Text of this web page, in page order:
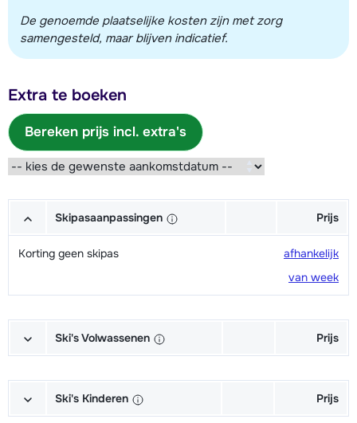
De genoemde plaatselijke kosten zijn met zorg
samengesteld, maar blijven indicatief.
Extra te boeken
Bereken prijs incl. extra's
Skipasaanpassingen Prijs
Korting geen skipas
afhankelijk
van week
Ski's Volwassenen Prijs
Schoenen + Stokken (6/7 dagen)
van week
Ski's Kinderen Prijs